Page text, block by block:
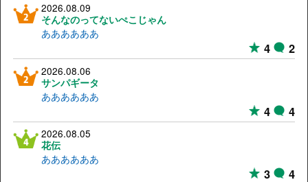
2026.08.09
そんなのってないぺこじゃん
ああああああ
4 2
2026.08.06
サンパギータ
ああああああ
4 4
2026.08.05
花伝
ああああああ
3 4